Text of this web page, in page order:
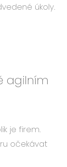
úkoly.
agilním
je firem.
očekávat